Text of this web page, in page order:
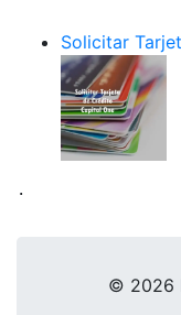
Solicitar
.
© 2026